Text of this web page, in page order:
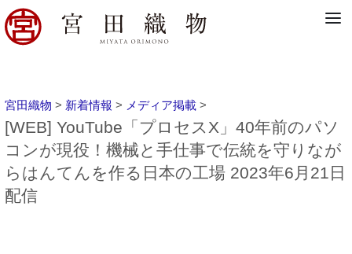
宮田織物 > 新着情報 > メディア掲載 >
[WEB] YouTube「プロセスX」40年前のパソ
コンが現役！機械と手仕事で伝統を守りなが
らはんてんを作る日本の工場 2023年6月21日
配信